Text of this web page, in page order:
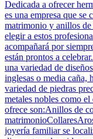
Dedicada a ofrecer
es una empresa que se
matrimonio y anillos de
elegir a estos
acompañará por
están prontos a
una variedad de
inglesas o media caña,
variedad de piedras
metales nobles como
ofrece son:Anillos de
joyería familiar se